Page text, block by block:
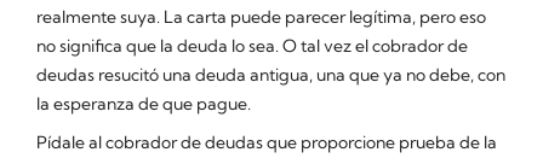
realmente suya. La carta puede parecer legítima, pero eso
no significa que la deuda lo sea. O tal vez el cobrador de
deudas resucitó una deuda antigua, una que ya no debe, con
la esperanza de que pague.
Pídale al cobrador de deudas que proporcione prueba de la